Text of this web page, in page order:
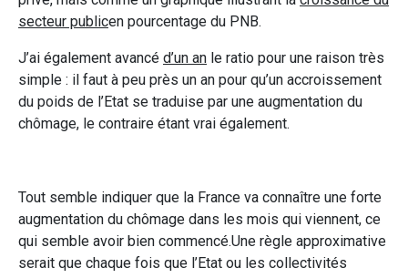
secteur publicen pourcentage du PNB.
J’ai également avancé d’un an le ratio pour une raison très
simple : il faut à peu près un an pour qu’un accroissement
du poids de l’Etat se traduise par une augmentation du
chômage, le contraire étant vrai également.
Tout semble indiquer que la France va connaître une forte
augmentation du chômage dans les mois qui viennent, ce
qui semble avoir bien commencé.Une règle approximative
serait que chaque fois que l’Etat ou les collectivités